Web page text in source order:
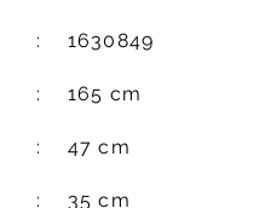
1630849
165 cm
47 cm
35 cm